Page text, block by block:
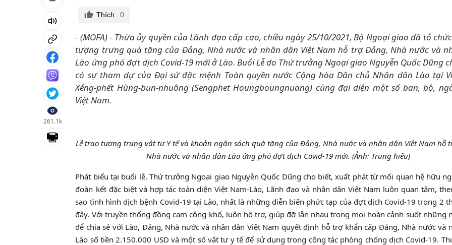
261.1k
Thích 0
- (MOFA) - Thừa ủy quyền của Lãnh đạo cấp cao, chiều ngày 25/10/2021, Bộ Ngoại giao đã tổ
tượng trưng quà tặng của Đảng, Nhà nước và nhân dân Việt Nam hỗ trợ Đảng, Nhà nước và
Lào ứng phó đợt dịch Covid-19 mới ở Lào. Buổi Lễ do Thứ trưởng Ngoại giao Nguyễn Quốc Dũng
có sự tham dự của Đại sứ đặc mệnh Toàn quyền nước Cộng hòa Dân chủ Nhân dân Lào tại
Xẻng-phết Hùng-bun-nhuông (Sengphet Houngboungnuang) cùng đại diện một số ban, bộ,
Việt Nam.
Lễ trao tượng trưng vật tư Y tế và khoản ngân sách quà tặng của Đảng, Nhà nước và nhân dân Việt Nam hỗ
Nhà nước và nhân dân Lào ứng phó đợt dịch Covid-19 mới. (Ảnh: Trung hiếu)
Phát biểu tại buổi lễ, Thứ trưởng Ngoại giao Nguyễn Quốc Dũng cho biết, xuất phát từ mối quan hệ hữu
đoàn kết đặc biệt và hợp tác toàn diện Việt Nam-Lào, Lãnh đạo và nhân dân Việt Nam luôn quan tâm,
sao tình hình dịch bệnh Covid-19 tại Lào, nhất là những diễn biến phức tạp của đợt dịch Covid-19 trong 2
đây. Với truyền thống đồng cam cộng khổ, luôn hỗ trợ, giúp đỡ lẫn nhau trong mọi hoàn cảnh suốt những
để chia sẻ với Lào, Đảng, Nhà nước và nhân dân Việt Nam quyết định hỗ trợ khẩn cấp Đảng, Nhà nước và
Lào số tiền 2.150.000 USD và một số vật tư y tế để sử dụng trong công tác phòng chống dịch Covid-19.